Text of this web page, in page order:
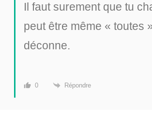
Il faut surement que tu
peut être même « toutes
déconne.
0 Répondre